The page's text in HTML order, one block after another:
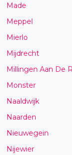
Made
Meppel
Mierlo
Mijdrecht
Millingen Aan De
Monster
Naaldwijk
Naarden
Nieuwegein
Nijewier